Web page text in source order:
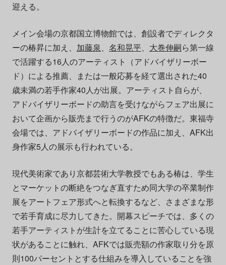
迎える。
メイン会場の京都国立博物館では、創設者でディレクタ
ーの椿昇に加え、 加藤泉、 名和晃平、 大巻伸嗣ら第一線
で活躍する16人のアーティスト（アドバイザリーボー
ド）による推薦、または一般応募を経て選出された40
歳未満の若手作家40人が出展。アーティスト自らが、
アドバイザリーボードの助言を受けながらフェア出展に
おいて企画から販売まで行うのがAFKの特徴だ。東福寺
会場では、アドバイザリーボードの作品に加え、AFK出
身作家5人の展示も行われている。
現代美術家であり京都芸術大学教授でもある椿は、学生
とマーケットの断絶をつなぎ直すため同大学の卒業制作
展をアートフェア形式へと転換するなど、さまざまな形
で若手育成に尽力してきた。開幕スピーチでは、多くの
若手アーティストが生計を立てることに苦心している現
状があることに触れ、AFKでは販売額の作家取り分を原
則100パーセントとする仕組みを導入していることを強